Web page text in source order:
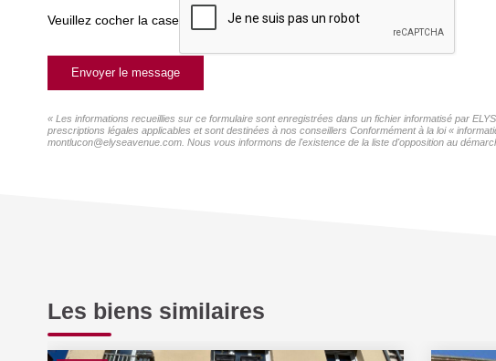
Veuillez cocher la case
Envoyer le message
« Les informations recueillies sur ce formulaire sont enregistrées dans un fichier informatisé par
prescriptions légales applicables et sont destinées à nos conseillers Conformément à la loi «
montlucon@elyseavenue.com. Nous vous informons de l'existence de la liste d'opposition au
Les biens similaires